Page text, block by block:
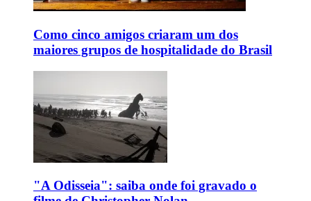
Como cinco amigos criaram um dos
maiores grupos de hospitalidade do Brasil
"A Odisseia": saiba onde foi gravado o